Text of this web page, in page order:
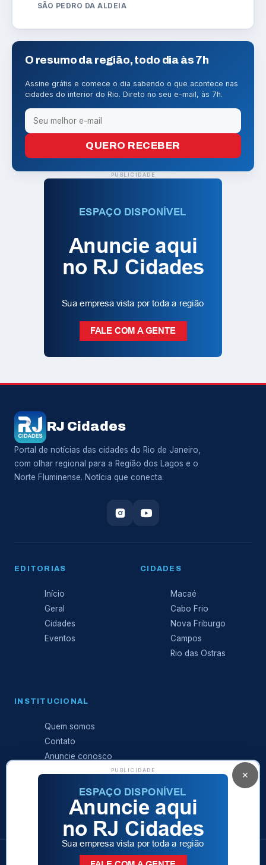
SÃO PEDRO DA ALDEIA
O resumo da região, todo dia às 7h
Assine grátis e comece o dia sabendo o que acontece nas
cidades do interior do Rio. Direto no seu e-mail, às 7h.
QUERO RECEBER
PUBLICIDADE
RJ Cidades
Portal de notícias das cidades do Rio de Janeiro,
com olhar regional para a Região dos Lagos e o
Norte Fluminense. Notícia que conecta.
EDITORIAS
Início
Geral
Cidades
Eventos
CIDADES
Macaé
Cabo Frio
Nova Friburgo
Campos
Rio das Ostras
INSTITUCIONAL
Quem somos
Contato
Anuncie conosco
privacidade
✕
PUBLICIDADE